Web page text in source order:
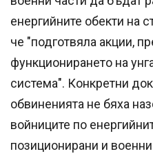
енергийните обекти на
че "подготвяла акции,
функционирането на
система". Конкретни
обвиненията не бяха
войниците по
позиционирани и